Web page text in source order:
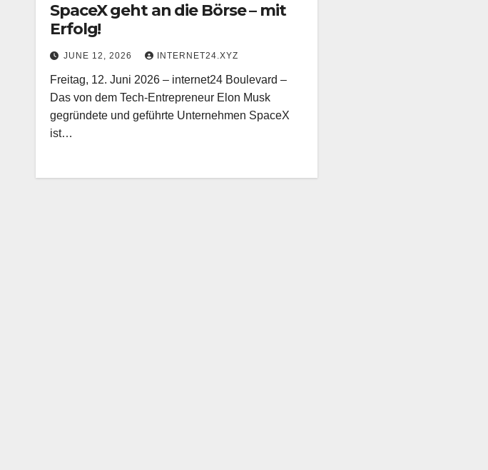
SpaceX geht an die Börse – mit
Erfolg!
JUNE 12, 2026 INTERNET24.XYZ
Freitag, 12. Juni 2026 – internet24 Boulevard –
Das von dem Tech-Entrepreneur Elon Musk
gegründete und geführte Unternehmen SpaceX
ist…